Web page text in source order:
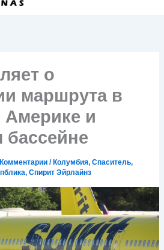
о
маршрута в
Америке и
бассейне
/ Колумбия,Спаситель,
,Спирит Эйрлайнз